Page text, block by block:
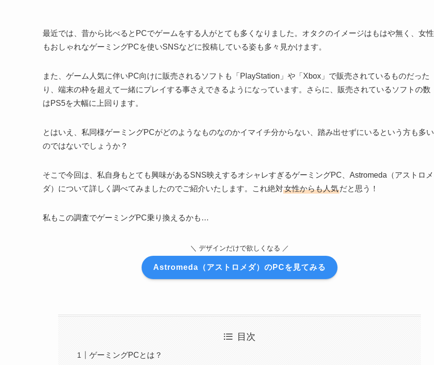
最近では、昔から比べるとPCでゲームをする人がとても多くなりました。オタクのイメージはもはや無く、女性
もおしゃれなゲーミングPCを使いSNSなどに投稿している姿も多々見かけます。
また、ゲーム人気に伴いPC向けに販売されるソフトも「PlayStation」や「Xbox」で販売されているものだった
り、端末の枠を超えて一緒にプレイする事さえできるようになっています。さらに、販売されているソフトの数
はPS5を大幅に上回ります。
とはいえ、私同様ゲーミングPCがどのようなものなのかイマイチ分からない、踏み出せずにいるという方も多い
のではないでしょうか？
そこで今回は、私自身もとても興味があるSNS映えするオシャレすぎるゲーミングPC、Astromeda（アストロメ
ダ）について詳しく調べてみましたのでご紹介いたします。これ絶対女性からも人気だと思う！
私もこの調査でゲーミングPC乗り換えるかも…
＼ デザインだけで欲しくなる ／
Astromeda（アストロメダ）のPCを見てみる
目次
ゲーミングPCとは？